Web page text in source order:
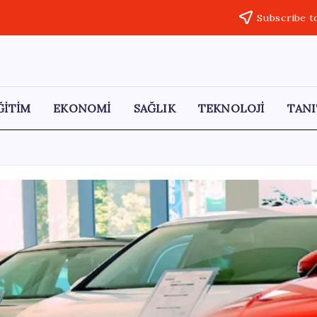
Subscribe
EKONOMİ SAĞLIK TEKNOLOJİ